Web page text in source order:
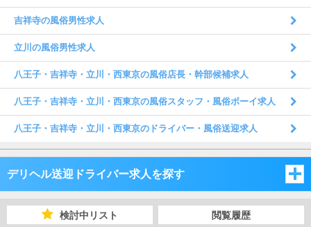
吉祥寺の風俗男性求人
立川の風俗男性求人
八王子・吉祥寺・立川・西東京の風俗店長・幹部候補求人
八王子・吉祥寺・立川・西東京の風俗スタッフ・風俗ボーイ求人
八王子・吉祥寺・立川・西東京のドライバー・風俗送迎求人
デリヘル送迎ドライバー求人を探す
東京都
検討中リスト 閲覧履歴